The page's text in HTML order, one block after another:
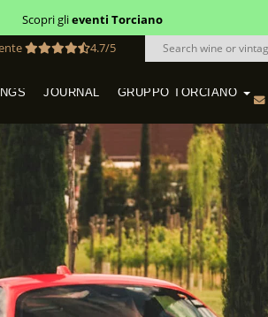
Scopri ibuoni regalo
4.7/5
JOURNAL GRUPPO TORCIANO